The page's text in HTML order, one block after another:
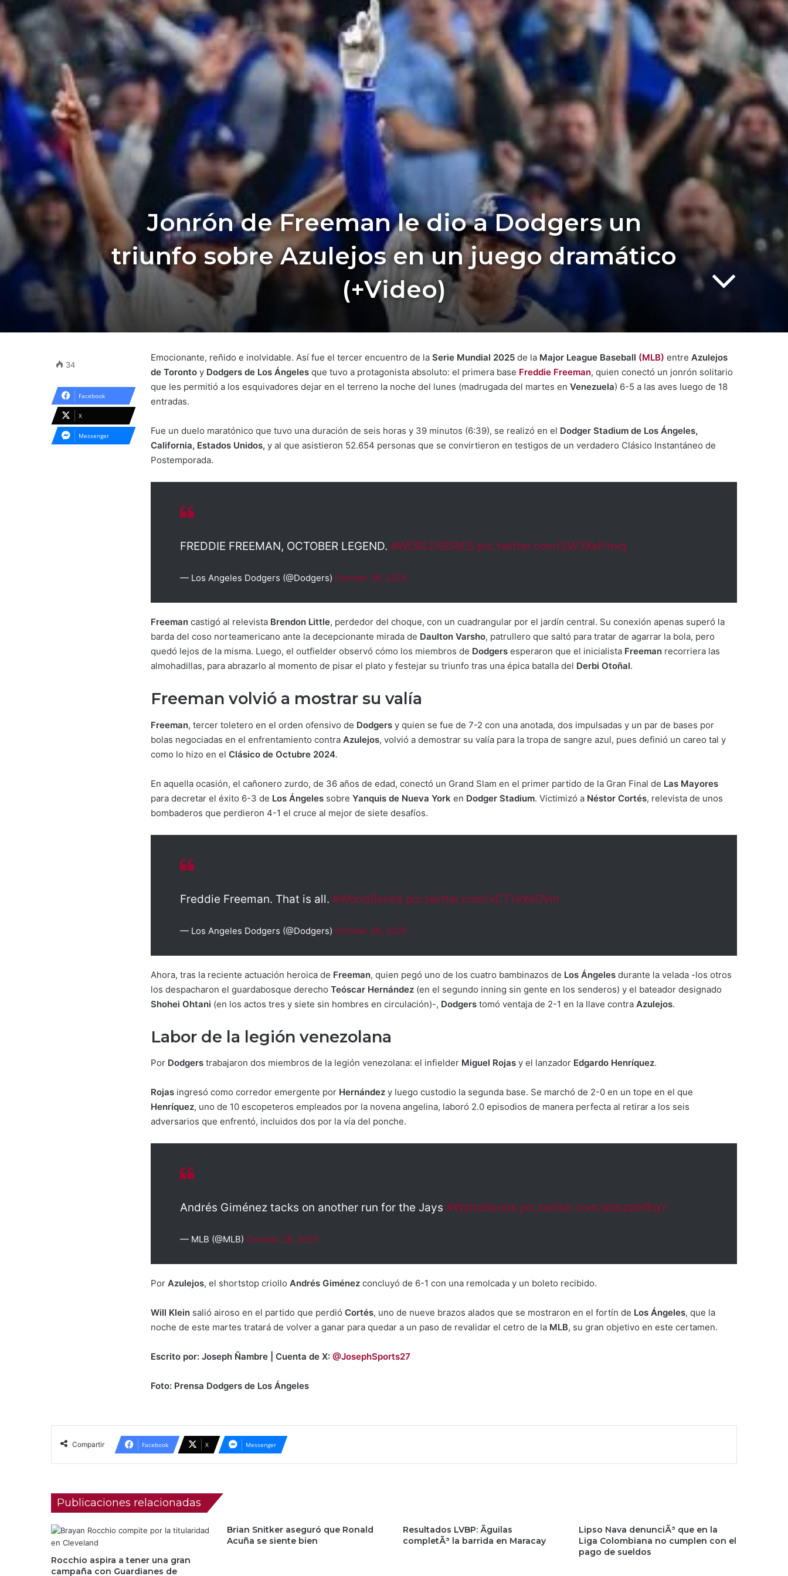
Jonrón de Freeman le dio a Dodgers un
triunfo sobre Azulejos en un juego dramático
(+Video)
Emocionante, reñido e inolvidable. Así fue el tercer encuentro de la Serie Mundial 2025 de la Major League Baseball (MLB) entre Azulejos
de Toronto y Dodgers de Los Ángeles que tuvo a protagonista absoluto: el primera base Freddie Freeman, quien conectó un jonrón solitario
que les permitió a los esquivadores dejar en el terreno la noche del lunes (madrugada del martes en Venezuela) 6-5 a las aves luego de 18
entradas.
Fue un duelo maratónico que tuvo una duración de seis horas y 39 minutos (6:39), se realizó en el Dodger Stadium de Los Ángeles,
California, Estados Unidos, y al que asistieron 52.654 personas que se convirtieron en testigos de un verdadero Clásico Instantáneo de
Postemporada.
FREDDIE FREEMAN, OCTOBER LEGEND. #WORLDSERIES pic.twitter.com/SW3XeFihxq
— Los Angeles Dodgers (@Dodgers) October 28, 2025
Freeman castigó al relevista Brendon Little, perdedor del choque, con un cuadrangular por el jardín central. Su conexión apenas superó la
barda del coso norteamericano ante la decepcionante mirada de Daulton Varsho, patrullero que saltó para tratar de agarrar la bola, pero
quedó lejos de la misma. Luego, el outfielder observó cómo los miembros de Dodgers esperaron que el inicialista Freeman recorriera las
almohadillas, para abrazarlo al momento de pisar el plato y festejar su triunfo tras una épica batalla del Derbi Otoñal.
Freeman volvió a mostrar su valía
Freeman, tercer toletero en el orden ofensivo de Dodgers y quien se fue de 7-2 con una anotada, dos impulsadas y un par de bases por
bolas negociadas en el enfrentamiento contra Azulejos, volvió a demostrar su valía para la tropa de sangre azul, pues definió un careo tal y
como lo hizo en el Clásico de Octubre 2024.
En aquella ocasión, el cañonero zurdo, de 36 años de edad, conectó un Grand Slam en el primer partido de la Gran Final de Las Mayores
para decretar el éxito 6-3 de Los Ángeles sobre Yanquis de Nueva York en Dodger Stadium. Victimizó a Néstor Cortés, relevista de unos
bombaderos que perdieron 4-1 el cruce al mejor de siete desafíos.
Freddie Freeman. That is all. #WorldSeries pic.twitter.com/xCT1eXkOVm
— Los Angeles Dodgers (@Dodgers) October 28, 2025
Ahora, tras la reciente actuación heroica de Freeman, quien pegó uno de los cuatro bambinazos de Los Ángeles durante la velada -los otros
los despacharon el guardabosque derecho Teóscar Hernández (en el segundo inning sin gente en los senderos) y el bateador designado
Shohei Ohtani (en los actos tres y siete sin hombres en circulación)-, Dodgers tomó ventaja de 2-1 en la llave contra Azulejos.
Labor de la legión venezolana
Por Dodgers trabajaron dos miembros de la legión venezolana: el infielder Miguel Rojas y el lanzador Edgardo Henríquez.
Rojas ingresó como corredor emergente por Hernández y luego custodio la segunda base. Se marchó de 2-0 en un tope en el que
Henríquez, uno de 10 escopeteros empleados por la novena angelina, laboró 2.0 episodios de manera perfecta al retirar a los seis
adversarios que enfrentó, incluidos dos por la vía del ponche.
Andrés Giménez tacks on another run for the Jays #WorldSeries pic.twitter.com/sbbzbbfEqY
— MLB (@MLB) October 28, 2025
Por Azulejos, el shortstop criollo Andrés Giménez concluyó de 6-1 con una remolcada y un boleto recibido.
Will Klein salió airoso en el partido que perdió Cortés, uno de nueve brazos alados que se mostraron en el fortín de Los Ángeles, que la
noche de este martes tratará de volver a ganar para quedar a un paso de revalidar el cetro de la MLB, su gran objetivo en este certamen.
Escrito por: Joseph Ñambre | Cuenta de X: @JosephSports27
Foto: Prensa Dodgers de Los Ángeles
34
Facebook
X
Messenger
Compartir Facebook X Messenger
Publicaciones relacionadas
Rocchio aspira a tener una gran
campaña con Guardianes de
Brian Snitker aseguró que Ronald
Acuña se siente bien
Resultados LVBP: Ãguilas
completÃ³ la barrida en Maracay
Lipso Nava denunciÃ³ que en la
Liga Colombiana no cumplen con el
pago de sueldos